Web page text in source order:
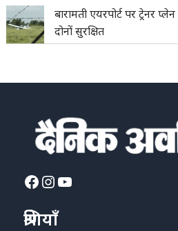
बारामती एयरपोर्ट पर ट्रेनर
दोनों सुरक्षित
Facebook
Instagram
YouTube
श्रेणियाँ